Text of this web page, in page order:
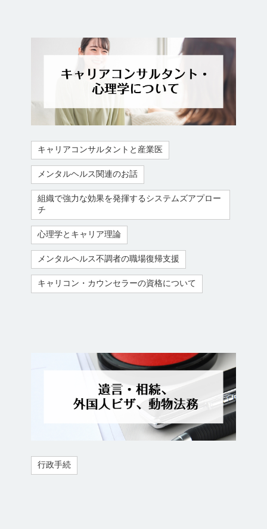
キャリアコンサルタントと産業医
メンタルヘルス関連のお話
組織で強力な効果を発揮するシステムズアプロー
チ
心理学とキャリア理論
メンタルヘルス不調者の職場復帰支援
キャリコン・カウンセラーの資格について
行政手続